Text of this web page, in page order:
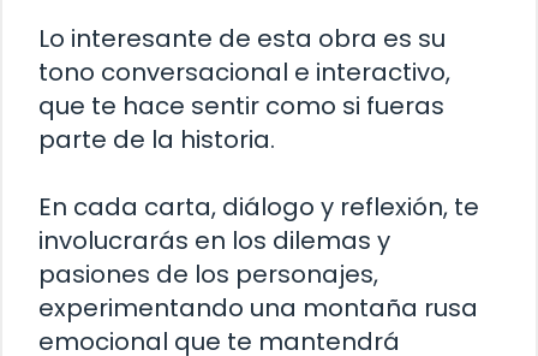
Lo interesante de esta obra es su
tono conversacional e interactivo,
que te hace sentir como si fueras
parte de la historia.
En cada carta, diálogo y reflexión, te
involucrarás en los dilemas y
pasiones de los personajes,
experimentando una montaña rusa
emocional que te mantendrá